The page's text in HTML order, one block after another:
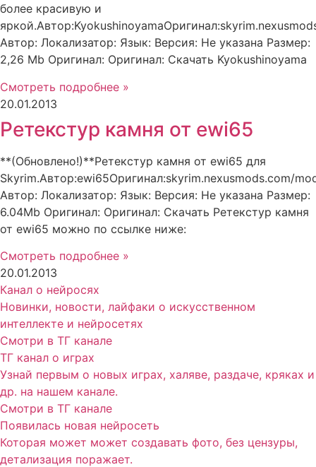
более красивую и
Автор: Локализатор: Язык: Версия: Не указана Размер:
2,26 Mb Оригинал: Оригинал: Скачать Kyokushinoyama
Смотреть подробнее »
20.01.2013
Ретекстур камня от ewi65
**(Обновлено!)**Ретекстур камня от ewi65 для
Skyrim.Автор:ewi65Оригинал:skyrim.nexusmods.com/
Автор: Локализатор: Язык: Версия: Не указана Размер:
6.04Mb Оригинал: Оригинал: Скачать Ретекстур камня
от ewi65 можно по ссылке ниже:
Смотреть подробнее »
20.01.2013
Канал о нейросях
Новинки, новости, лайфаки о искусственном
интеллекте и нейросетях
Смотри в ТГ канале
ТГ канал о играх
Узнай первым о новых играх, халяве, раздаче, кряках и
др. на нашем канале.
Смотри в ТГ канале
Появилась новая нейросеть
Которая может может создавать фото, без цензуры,
детализация поражает.